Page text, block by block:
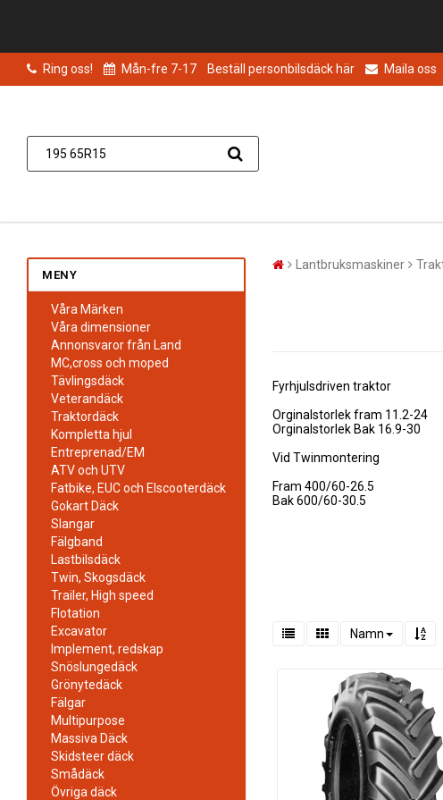
Ring oss! Mån-fre 7-17 Beställ personbilsdäck här Maila oss
MENY
Våra Märken
Våra dimensioner
Annonsvaror från Land
MC,cross och moped
Tävlingsdäck
Veterandäck
Traktordäck
Kompletta hjul
Entreprenad/EM
ATV och UTV
Fatbike, EUC och Elscooterdäck
Gokart Däck
Slangar
Fälgband
Lastbilsdäck
Twin, Skogsdäck
Trailer, High speed
Flotation
Excavator
Implement, redskap
Snöslungedäck
Grönytedäck
Fälgar
Multipurpose
Massiva Däck
Skidsteer däck
Smådäck
Övriga däck
Lantbruksmaskiner
Fyrhjulsdriven traktor
Orginalstorlek fram 11.2-24
Orginalstorlek Bak 16.9-30
Vid Twinmontering
Fram 400/60-26.5
Bak 600/60-30.5
Namn